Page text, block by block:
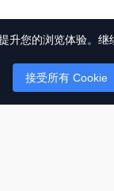
升您的浏览体验。继
接受所有 Cookie